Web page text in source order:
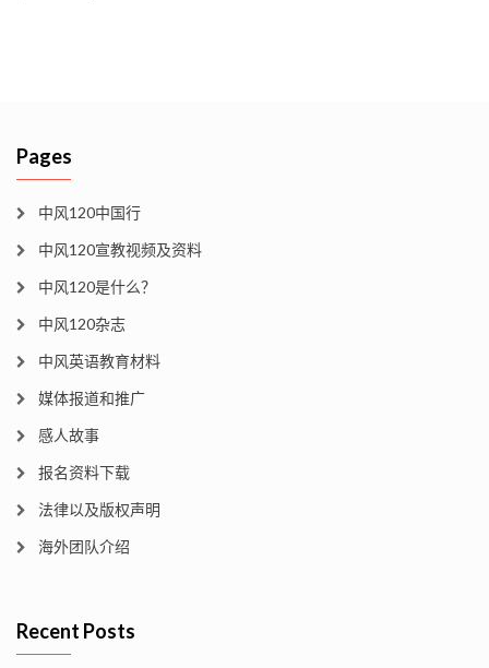
Pages
中风120中国行
中风120宣教视频及资料
中风120是什么？
中风120杂志
中风英语教育材料
媒体报道和推广
感人故事
报名资料下载
法律以及版权声明
海外团队介绍
Recent Posts